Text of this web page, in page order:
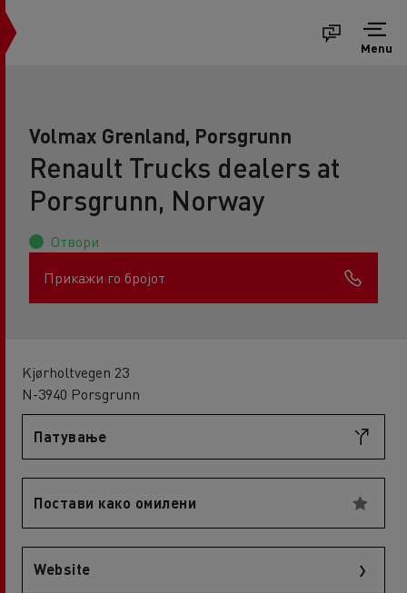
Menu
Volmax Grenland, Porsgrunn
Renault Trucks dealers at
Porsgrunn, Norway
Отвори
Прикажи го бројот
Kjørholtvegen 23
N-3940 Porsgrunn
Патување
Постави како омилени
Website